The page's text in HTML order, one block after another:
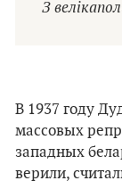
З
В 1937 году
массовых
западных
верили,